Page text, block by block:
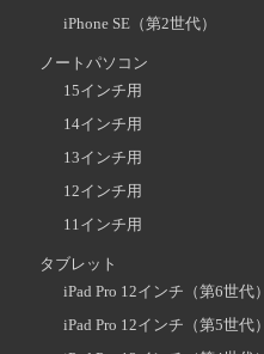
iPhone SE（第2世代）
ノートパソコン
15インチ用
14インチ用
13インチ用
12インチ用
11インチ用
タブレット
iPad Pro 12インチ（第6世代）
iPad Pro 12インチ（第5世代）